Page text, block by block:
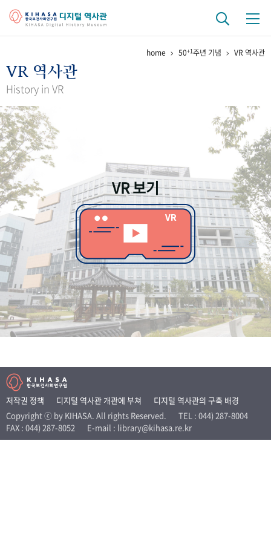
걸어온 길 기관 변천사
연구 역사
정책과 연구
간행물 변천사
기록물 아카이브
사진 아카이브 문서 기록물 행정박물 영상 기록물
50 주년 기념
성과 50선 숫자로 보는 50년 50 +1주년 광장
세계와 함께 한 KIHASA
VR 역사관
home 50+1주년 기념 VR 역사관
VR 역사관
History in VR
VR 보기
저작권 정책 디지털 역사관 개관에 부쳐
디지털 역사관의 구축 배경
Copyright ⓒ by KIHASA. All rights Reserved.
TEL : 044) 287-8004
FAX : 044) 287-8052
E-mail : library@kihasa.re.kr